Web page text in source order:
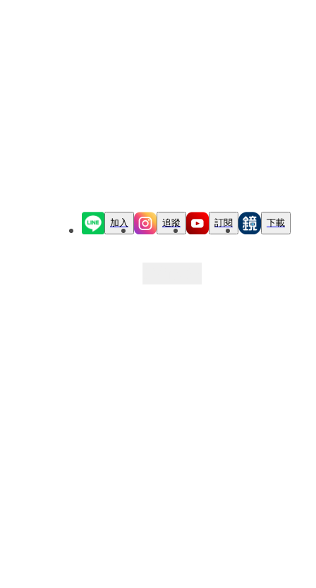
加入 追蹤 訂閱 下載